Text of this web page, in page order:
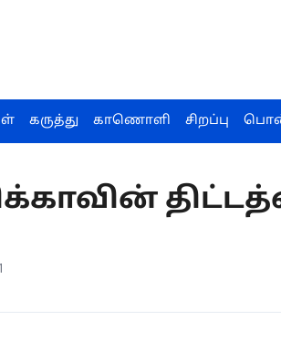
கருத்து காணொளி சிறப்பு